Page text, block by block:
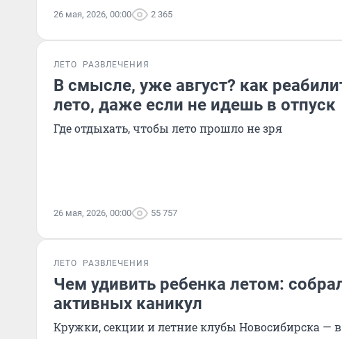
26 мая, 2026, 00:00 2 365
ЛЕТО РАЗВЛЕЧЕНИЯ
В смысле, уже август? как
лето, даже если не идешь в отпуск
Где отдыхать, чтобы лето прошло не зря
26 мая, 2026, 00:00 55 757
ЛЕТО РАЗВЛЕЧЕНИЯ
Чем удивить ребенка летом:
активных каникул
Кружки, секции и летние клубы Новосибирска —